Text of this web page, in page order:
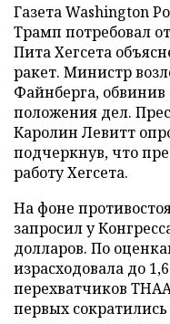
Газета Washington
Трамп потребовал
Пита Хегсета
ракет. Министр
Файнберга, обвинив
положения дел.
Каролин Левитт
подчеркнув, что
работу Хегсета.
На фоне
запросил у
долларов. По
израсходовала до
перехватчиков
первых